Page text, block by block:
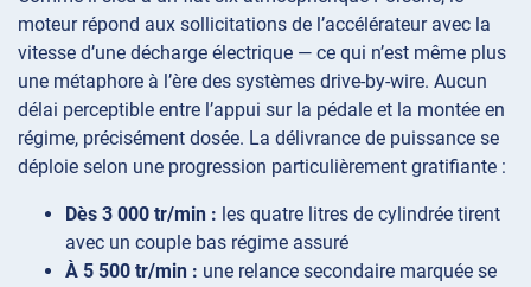
moteur répond aux sollicitations de l’accélérateur avec la
vitesse d’une décharge électrique — ce qui n’est même plus
une métaphore à l’ère des systèmes drive-by-wire. Aucun
délai perceptible entre l’appui sur la pédale et la montée en
régime, précisément dosée. La délivrance de puissance se
déploie selon une progression particulièrement gratifiante :
Dès 3 000 tr/min : les quatre litres de cylindrée tirent
avec un couple bas régime assuré
À 5 500 tr/min : une relance secondaire marquée se